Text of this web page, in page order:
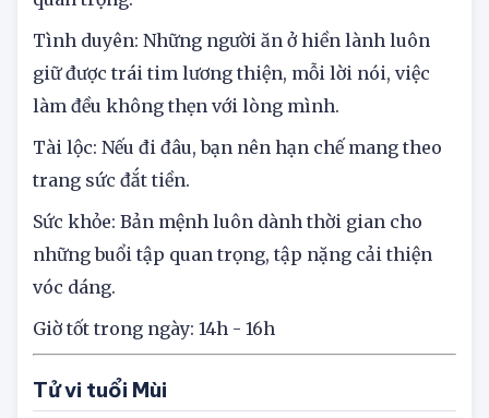
việc, bạn bỏ lỡ những cơ hội hợp tác cùng người
quan trọng.
Tình duyên: Những người ăn ở hiền lành luôn
giữ được trái tim lương thiện, mỗi lời nói, việc
làm đều không thẹn với lòng mình.
Tài lộc: Nếu đi đâu, bạn nên hạn chế mang theo
trang sức đắt tiền.
Sức khỏe: Bản mệnh luôn dành thời gian cho
những buổi tập quan trọng, tập nặng cải thiện
vóc dáng.
Giờ tốt trong ngày: 14h - 16h